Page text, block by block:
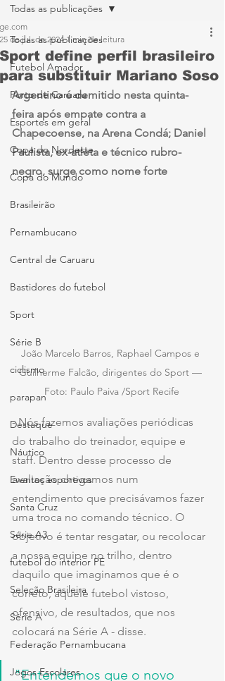
Todas as publicações
Futebol Amador
Porto de Caruaru
Esportes em geral
Copa do Nordeste
Copa do Mundo
Brasileirão
Pernambucano
Central de Caruaru
Bastidores do futebol
Sport
Série B
ciclismo
parapan
Destaque
Náutico
Eventos esportivos
Santa Cruz
Série A3
futebol do interior PE
Seleção Brasileira
Série A
Federação Pernambucana
Jogos Escolares
Todas as publicações
Sport define perfil brasileiro
para substituir Mariano Soso
ge.com
25 de jul. de 2024 1 min de leitura
Argentino é demitido nesta quinta-
feira após empate contra a
Chapecoense, na Arena Condá; Daniel
Paulista, ex-atleta e técnico rubro-
negro, surge como nome forte
João Marcelo Barros, Raphael Campos e
Guilherme Falcão, dirigentes do Sport —
Foto: Paulo Paiva /Sport Recife
- Nós fazemos avaliações periódicas
do trabalho do treinador, equipe e
staff. Dentro desse processo de
avaliação chegamos num
entendimento que precisávamos fazer
uma troca no comando técnico. O
objetivo é tentar resgatar, ou recolocar
a nossa equipe no trilho, dentro
daquilo que imaginamos que é o
correto, aquele futebol vistoso,
ofensivo, de resultados, que nos
colocará na Série A - disse.
"Entendemos que o novo